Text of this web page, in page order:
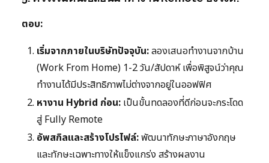
ตอบ:
เริ่มจากภายในบริษัทปัจจุบัน:ลองเสนอทำงานจากบ้าน
(Work From Home) 1-2 วัน/สัปดาห์ เพื่อพิสูจน์ว่าคุณ
ทำงานได้มีประสิทธิภาพไม่ต่างจากอยู่ในออฟฟิศ
หางาน Hybrid ก่อน: เป็นขั้นทดลองที่ดีก่อนจะกระโดด
สู่ Fully Remote
อัพสกิลและสร้างโปรไฟล์:พัฒนาทักษะภาษาอังกฤษ
และทักษะเฉพาะทางให้แข็งแกร่ง สร้างผลงาน